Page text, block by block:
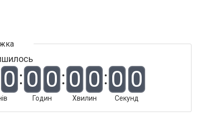
0 0 0
Годин
0 0
Хвилин
0 0
Секунд